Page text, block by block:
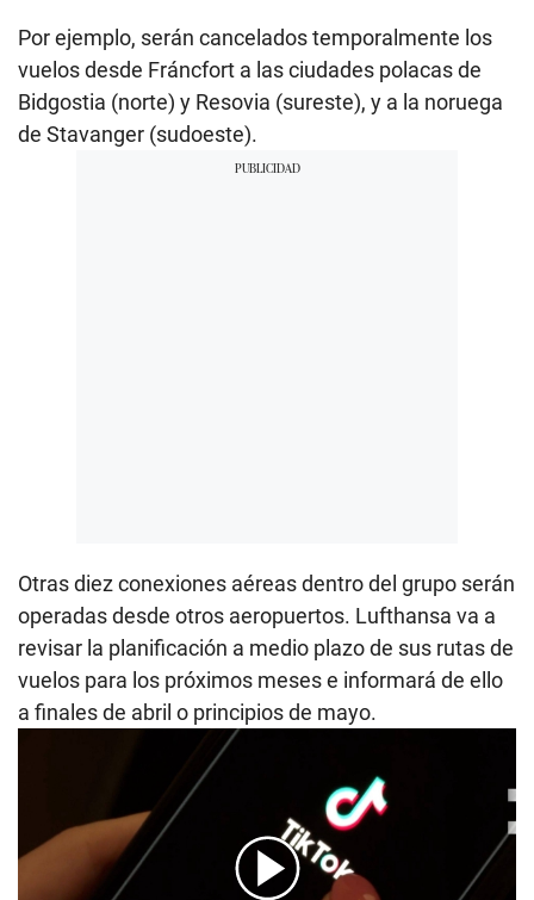
Por ejemplo, serán cancelados temporalmente los
vuelos desde Fráncfort a las ciudades polacas de
Bidgostia (norte) y Resovia (sureste), y a la noruega
de Stavanger (sudoeste).
Otras diez conexiones aéreas dentro del grupo serán
operadas desde otros aeropuertos. Lufthansa va a
revisar la planificación a medio plazo de sus rutas de
vuelos para los próximos meses e informará de ello
a finales de abril o principios de mayo.